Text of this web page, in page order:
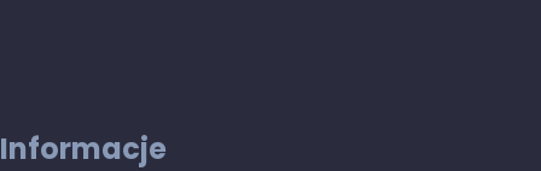
Informacje